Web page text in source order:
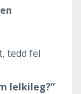
tedd fel
lelkileg?”